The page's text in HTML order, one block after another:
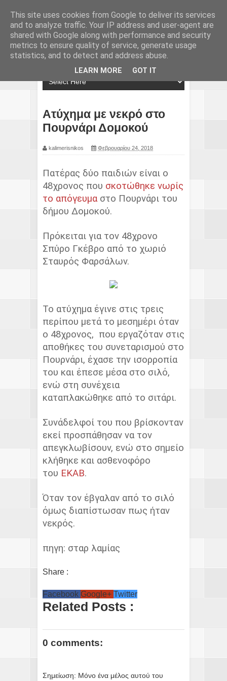
Ατύχημα με νεκρό στο
Πουρνάρι Δομοκού
kalimerisnikos Φεβρουαρίου 24, 2018
Πατέρας δύο παιδιών είναι ο
48χρονος που σκοτώθηκε νωρίς
το απόγευμαστο Πουρνάρι του
δήμου Δομοκού.
Πρόκειται για τον 48χρονο
Σπύρο Γκέβρο από το χωριό
Σταυρός Φαρσάλων.
Το ατύχημα έγινε στις τρεις
περίπου μετά το μεσημέρι όταν
ο 48χρονος, που εργαζόταν στις
αποθήκες του συνεταρισμού στο
Πουρνάρι, έχασε την ισορροπία
του και έπεσε μέσα στο σιλό,
ενώ στη συνέχεια
καταπλακώθηκε από το σιτάρι.
Συνάδελφοί του που βρίσκονταν
εκεί προσπάθησαν να τον
απεγκλωβίσουν, ενώ στο σημείο
κλήθηκε και ασθενοφόρο
του ΕΚΑΒ.
Όταν τον έβγαλαν από το σιλό
όμως διαπίστωσαν πως ήταν
νεκρός.
πηγη: σταρ λαμίας
Share :
Facebook Google+ Twitter
Related Posts :
0 comments:
Σημείωση: Μόνο ένα μέλος αυτού του
This site uses cookies from Google to deliver its services
and to analyze traffic. Your IP address and user-agent are
shared with Google along with performance and security
metrics to ensure quality of service, generate usage
statistics, and to detect and address abuse.
LEARN MORE GOT IT